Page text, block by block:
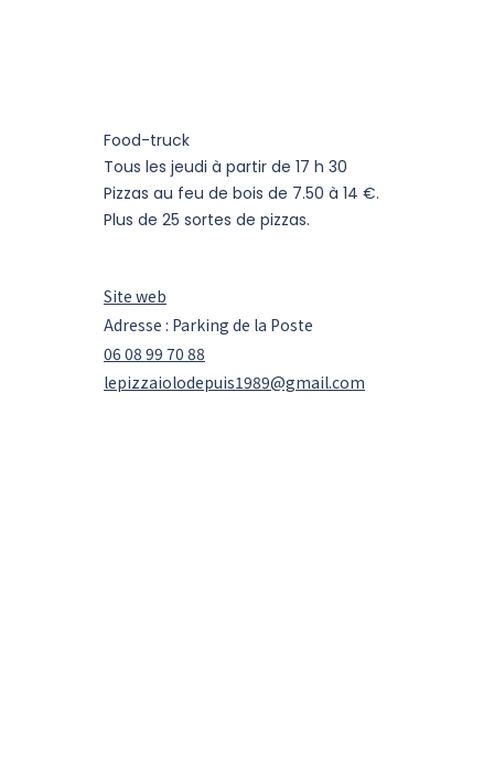
Food-truck
Tous les jeudi à partir de 17 h 30
Pizzas au feu de bois de 7.50 à 14 €.
Plus de 25 sortes de pizzas.
Site web
Adresse : Parking de la Poste
06 08 99 70 88
lepizzaiolodepuis1989@gmail.com